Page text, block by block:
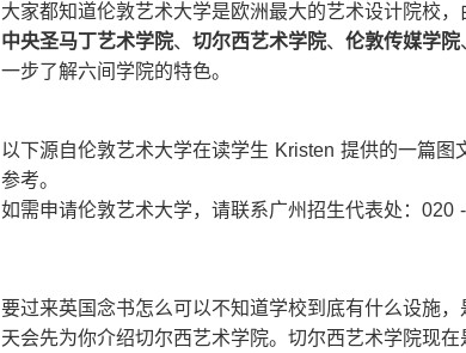
大家都知道伦敦艺术大学是欧洲最大的艺术设计院校，
中央圣马丁艺术学院、 切尔西艺术学院、 伦敦传媒学院
一步了解六间学院的特色。
以下源自伦敦艺术大学在读学生 Kristen 提供的一篇
参考。
如需申请伦敦艺术大学，请联系广州招生代表处：020
要过来英国念书怎么可以不知道学校到底有什么设施
天会先为你介绍切尔西艺术学院。切尔西艺术学院现